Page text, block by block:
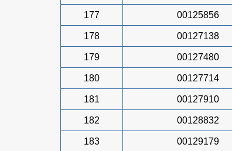
177 00125856
178 00127138
179 00127480
180 00127714
181 00127910
182 00128832
183 00129179